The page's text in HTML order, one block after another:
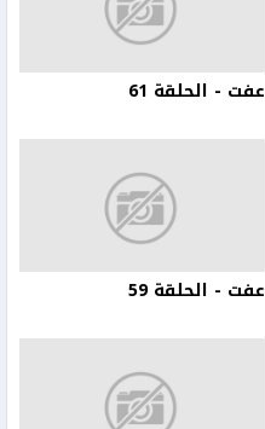
عفت - الحلقة 61
عفت - الحلقة 59